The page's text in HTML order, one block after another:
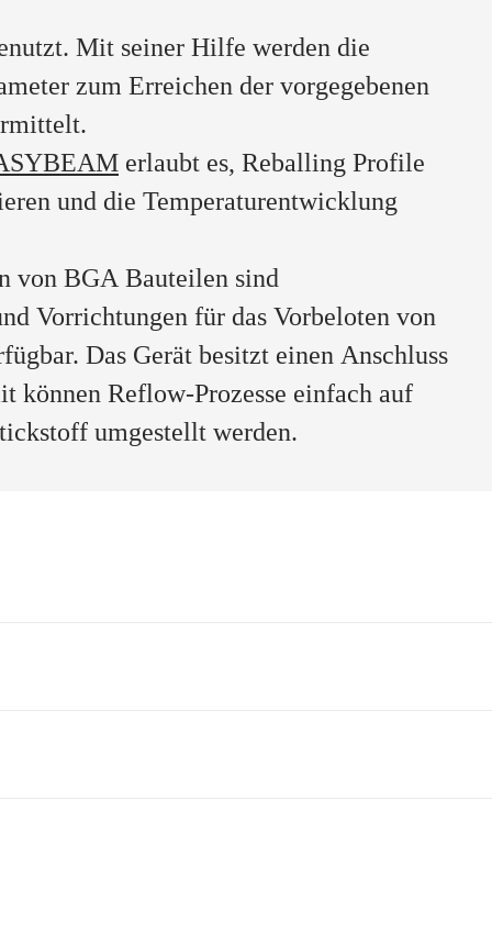
Mit seiner Hilfe werden die
zum Erreichen der vorgegebenen
erlaubt es, Reballing Profile
und die Temperaturentwicklung
von BGA Bauteilen sind
Vorrichtungen für das Vorbeloten von
Das Gerät besitzt einen Anschluss
können Reflow-Prozesse einfach auf
umgestellt werden.